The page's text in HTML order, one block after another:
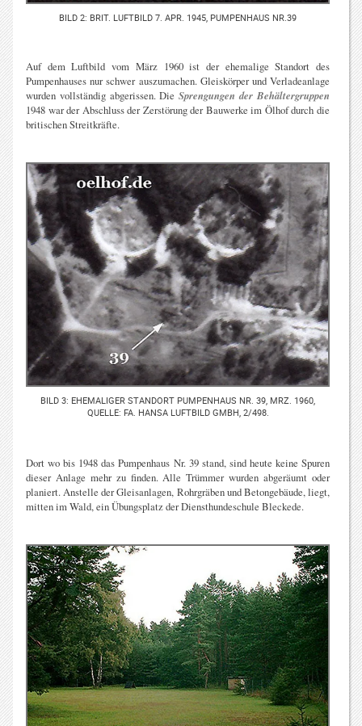
BILD 2: BRIT. LUFTBILD 7. APR. 1945, PUMPENHAUS NR.39
Auf dem Luftbild vom März 1960 ist der ehemalige Standort des
Pumpenhauses nur schwer auszumachen. Gleiskörper und Verladeanlage
wurden vollständig abgerissen. Die Sprengungen der Behältergruppen
1948 war der Abschluss der Zerstörung der Bauwerke im Ölhof durch die
britischen Streitkräfte.
BILD 3: EHEMALIGER STANDORT PUMPENHAUS NR. 39, MRZ. 1960,
QUELLE: FA. HANSA LUFTBILD GMBH, 2/498.
Dort wo bis 1948 das Pumpenhaus Nr. 39 stand, sind heute keine Spuren
dieser Anlage mehr zu finden. Alle Trümmer wurden abgeräumt oder
planiert. Anstelle der Gleisanlagen, Rohrgräben und Betongebäude, liegt,
mitten im Wald, ein Übungsplatz der Diensthundeschule Bleckede.